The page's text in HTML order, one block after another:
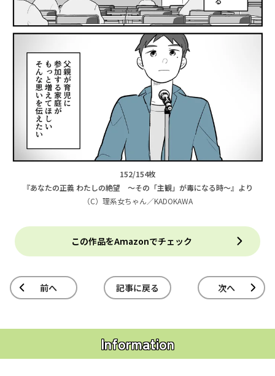
152/154枚
『あなたの正義 わたしの絶望 ～その「主観」が毒になる時～』より
（C）理系女ちゃん／KADOKAWA
この作品をAmazonでチェック
前へ 記事に戻る 次へ
Information